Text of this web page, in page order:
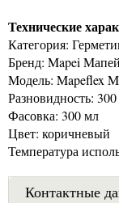
Технические
Категория:
Бренд: Mapei
Модель: Mapeflex
Разновидность:
Фасовка: 300 мл
Цвет: коричневый
Температура
Контактные